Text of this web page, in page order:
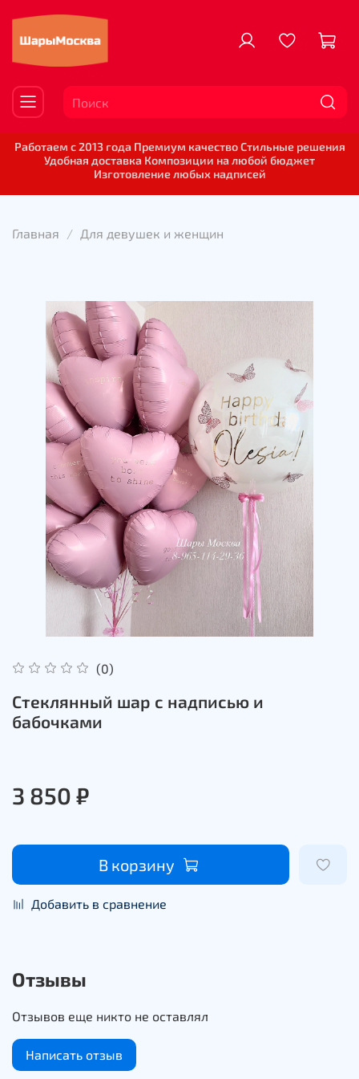
Работаем с 2013 года Премиум качество Стильные решения
Удобная доставка Композиции на любой бюджет
Изготовление любых надписей
Главная Для девушек и женщин
(0)
Стеклянный шар с надписью и
бабочками
3 850 ₽
В корзину
Добавить в сравнение
Отзывы
Отзывов еще никто не оставлял
Написать отзыв